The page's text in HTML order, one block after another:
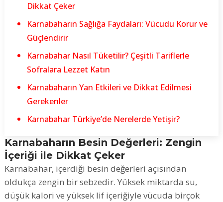
Dikkat Çeker
Karnabaharın Sağlığa Faydaları: Vücudu Korur ve
Güçlendirir
Karnabahar Nasıl Tüketilir? Çeşitli Tariflerle
Sofralara Lezzet Katın
Karnabaharın Yan Etkileri ve Dikkat Edilmesi
Gerekenler
Karnabahar Türkiye’de Nerelerde Yetişir?
Karnabaharın Besin Değerleri: Zengin
İçeriği ile Dikkat Çeker
Karnabahar, içerdiği besin değerleri açısından
oldukça zengin bir sebzedir. Yüksek miktarda su,
düşük kalori ve yüksek lif içeriğiyle vücuda birçok